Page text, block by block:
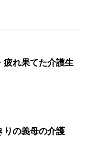
疲れ果てた介護生
りの義母の介護